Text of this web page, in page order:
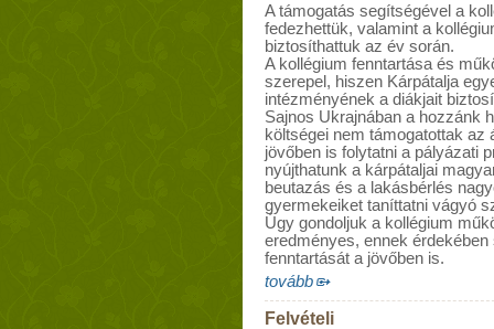
A támogatás segítségével a
fedezhettük, valamint a
biztosíthattuk az év során.
A kollégium fenntartása és
szerepel, hiszen Kárpátalja
intézményének a diákjait
Sajnos Ukrajnában a hozzánk
költségei nem támogatottak
jövőben is folytatni a pályázati
nyújthatunk a kárpátaljai
beutazás és a lakásbérlés
gyermekeiket taníttatni vágyó
Úgy gondoljuk a kollégium
eredményes, ennek
fenntartását a jövőben is.
tovább
Felvételi